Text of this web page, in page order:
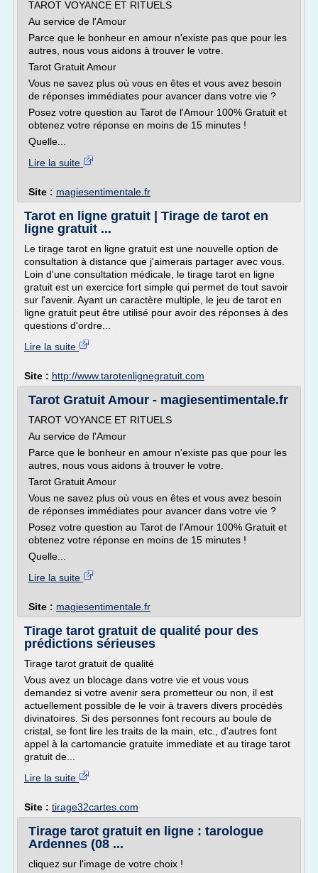
TAROT VOYANCE ET RITUELS
Au service de l'Amour
Parce que le bonheur en amour n'existe pas que pour les
autres, nous vous aidons à trouver le votre.
Tarot Gratuit Amour
Vous ne savez plus où vous en êtes et vous avez besoin
de réponses immédiates pour avancer dans votre vie ?
Posez votre question au Tarot de l'Amour 100% Gratuit et
obtenez votre réponse en moins de 15 minutes !
Quelle...
Lire la suite
Site : magiesentimentale.fr
Tarot en ligne gratuit | Tirage de tarot en
ligne gratuit ...
Le tirage tarot en ligne gratuit est une nouvelle option de
consultation à distance que j'aimerais partager avec vous.
Loin d'une consultation médicale, le tirage tarot en ligne
gratuit est un exercice fort simple qui permet de tout savoir
sur l'avenir. Ayant un caractère multiple, le jeu de tarot en
ligne gratuit peut être utilisé pour avoir des réponses à des
questions d'ordre...
Lire la suite
Site : http://www.tarotenlignegratuit.com
Tarot Gratuit Amour - magiesentimentale.fr
TAROT VOYANCE ET RITUELS
Au service de l'Amour
Parce que le bonheur en amour n'existe pas que pour les
autres, nous vous aidons à trouver le votre.
Tarot Gratuit Amour
Vous ne savez plus où vous en êtes et vous avez besoin
de réponses immédiates pour avancer dans votre vie ?
Posez votre question au Tarot de l'Amour 100% Gratuit et
obtenez votre réponse en moins de 15 minutes !
Quelle...
Lire la suite
Site : magiesentimentale.fr
Tirage tarot gratuit de qualité pour des
prédictions sérieuses
Tirage tarot gratuit de qualité
Vous avez un blocage dans votre vie et vous vous
demandez si votre avenir sera prometteur ou non, il est
actuellement possible de le voir à travers divers procédés
divinatoires. Si des personnes font recours au boule de
cristal, se font lire les traits de la main, etc., d'autres font
appel à la cartomancie gratuite immediate et au tirage tarot
gratuit de...
Lire la suite
Site : tirage32cartes.com
Tirage tarot gratuit en ligne : tarologue
Ardennes (08 ...
cliquez sur l'image de votre choix !